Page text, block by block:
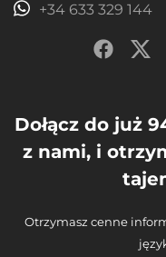
+34 633 329 144
Dołącz do już
z nami, i
Otrzymasz cenne